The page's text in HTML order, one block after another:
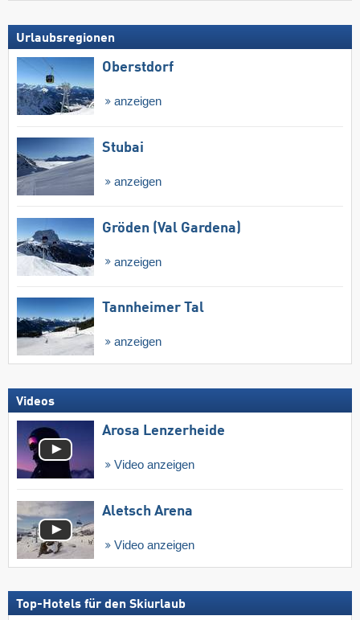
Urlaubsregionen
Oberstdorf
anzeigen
Stubai
anzeigen
Gröden (Val Gardena)
anzeigen
Tannheimer Tal
anzeigen
Videos
Arosa Lenzerheide
Video anzeigen
Aletsch Arena
Video anzeigen
Top-Hotels für den Skiurlaub